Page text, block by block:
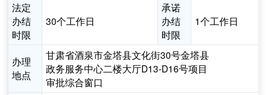
法定
办结
时限
30个工作日
承诺
办结
时限
1个工作日
办理
地点
甘肃省酒泉市金塔县文化街30号金塔县
政务服务中心二楼大厅D13-D16号项目
审批综合窗口